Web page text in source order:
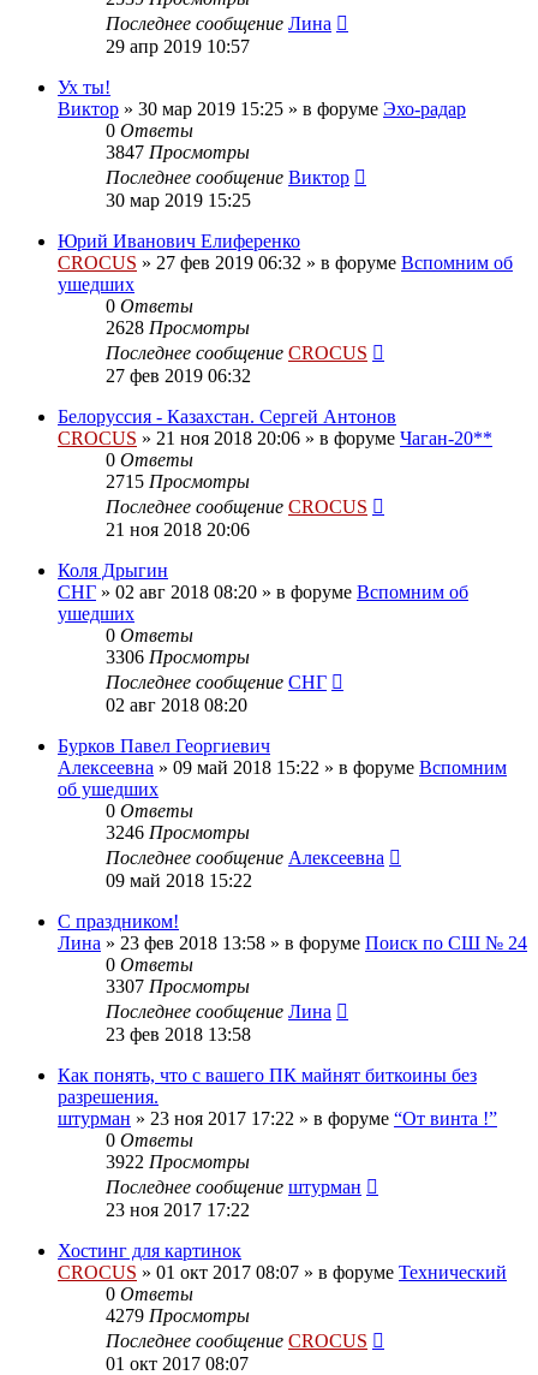
Последнее сообщение Лина
29 апр 2019 10:57
Ух ты!
Виктор » 30 мар 2019 15:25 » в форуме Эхо-радар
0 Ответы
3847 Просмотры
Последнее сообщение Виктор
30 мар 2019 15:25
Юрий Иванович Елиференко
CROCUS » 27 фев 2019 06:32 » в форуме Вспомним об
ушедших
0 Ответы
2628 Просмотры
Последнее сообщение CROCUS
27 фев 2019 06:32
Белоруссия - Казахстан. Сергей Антонов
CROCUS » 21 ноя 2018 20:06 » в форуме Чаган-20**
0 Ответы
2715 Просмотры
Последнее сообщение CROCUS
21 ноя 2018 20:06
Коля Дрыгин
СНГ » 02 авг 2018 08:20 » в форуме Вспомним об
ушедших
0 Ответы
3306 Просмотры
Последнее сообщение СНГ
02 авг 2018 08:20
Бурков Павел Георгиевич
Алексеевна » 09 май 2018 15:22 » в форуме Вспомним
об ушедших
0 Ответы
3246 Просмотры
Последнее сообщение Алексеевна
09 май 2018 15:22
С праздником!
Лина » 23 фев 2018 13:58 » в форуме Поиск по СШ № 24
0 Ответы
3307 Просмотры
Последнее сообщение Лина
23 фев 2018 13:58
Как понять, что с вашего ПК майнят биткоины без
разрешения.
штурман » 23 ноя 2017 17:22 » в форуме “От винта !”
0 Ответы
3922 Просмотры
Последнее сообщение штурман
23 ноя 2017 17:22
Хостинг для картинок
CROCUS » 01 окт 2017 08:07 » в форуме Технический
0 Ответы
4279 Просмотры
Последнее сообщение CROCUS
01 окт 2017 08:07